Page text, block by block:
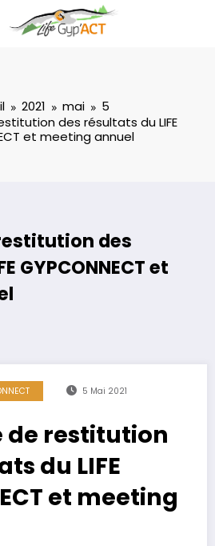
2021 mai
5
des résultats du LIFE
et meeting annuel
des
GYPCONNECT et
5 Mai 2021
de restitution
du LIFE
et meeting